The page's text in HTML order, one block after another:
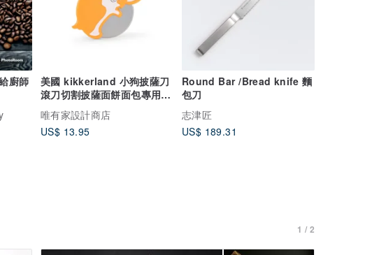
廚師
美國 kikkerland 小狗披薩刀
滾刀切割披薩面餅面包專用刀
烘培工具
唯有家設計商店
US$ 13.95
Round Bar /Bread knife 麵
包刀
志津匠
US$ 189.31
1 / 2